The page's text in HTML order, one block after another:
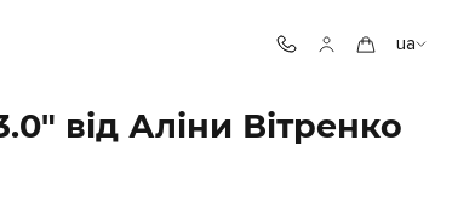
ua
від Аліни Вітренко